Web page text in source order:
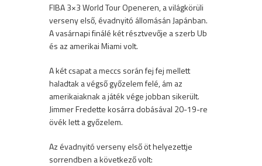
FIBA 3×3 World Tour Openeren, a világkörüli
verseny első, évadnyitó állomásán Japánban.
A vasárnapi finálé két résztvevője a szerb Ub
és az amerikai Miami volt.
A két csapat a meccs során fej fej mellett
haladtak a végső győzelem felé, ám az
amerikaiaknak a játék vége jobban sikerült.
Jimmer Fredette kosárra dobásával 20-19-re
övék lett a győzelem.
Az évadnyitó verseny első öt helyezettje
sorrendben a következő volt: